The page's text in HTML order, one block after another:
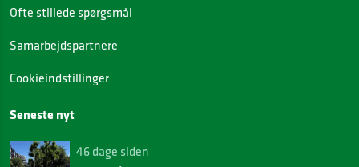
Ofte stillede spørgsmål
Samarbejdspartnere
Cookieindstillinger
Seneste nyt
46 dage siden